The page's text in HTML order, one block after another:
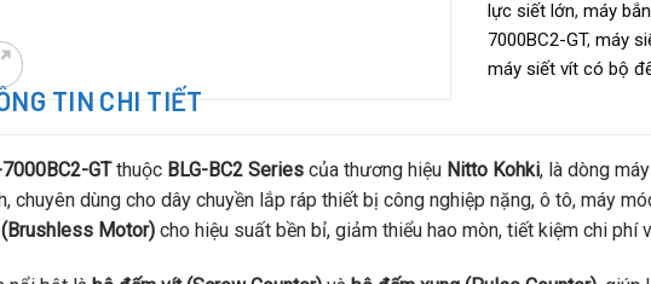
lực siết lớn, máy
7000BC2-GT, máy
máy siết vít có bộ
TIN CHI TIẾT
7000BC2-GTthuộc BLG-BC2 Series của thương hiệu Nitto Kohki, là dòng
chuyên dùng cho dây chuyền lắp ráp thiết bị công nghiệp nặng, ô tô, máy
Motor) cho hiệu suất bền bỉ, giảm thiểu hao mòn, tiết kiệm chi phí